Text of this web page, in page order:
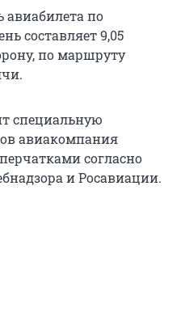
авиабилета по
составляет 9,05
по маршруту
специальную
авиакомпания
согласно
и Росавиации.